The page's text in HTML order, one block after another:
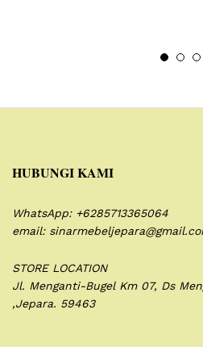
HUBUNGI KAMI
WhatsApp: +6285713365064
email:
STORE LOCATION
Jl. Menganti-Bugel Km 07, Ds
,Jepara. 59463